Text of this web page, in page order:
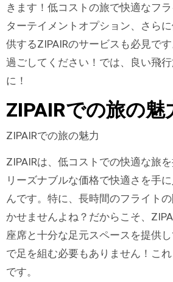
きます！低コストの旅で快適なフ
ターテイメントオプション、さら
供するZIPAIRのサービスも必見で
過ごしてください！では、良い飛
に！
ZIPAIRでの旅の魅
ZIPAIRでの旅の魅力
ZIPAIRは、低コストでの快適な旅を
リーズナブルな価格で快適さを手
んです。特に、長時間のフライト
かせませんよね？だからこそ、
座席と十分な足元スペースを提供
で足を組む必要もありません！こ
です。